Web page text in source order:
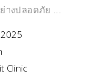
างปลอดภัย
Clinic